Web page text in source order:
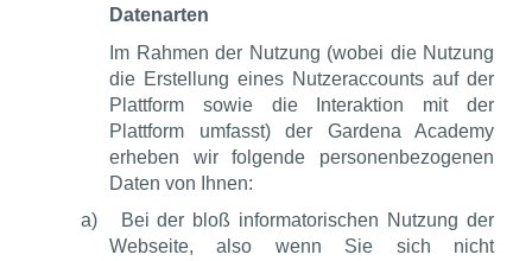
Datenarten
Im Rahmen der Nutzung (wobei die Nutzung
die Erstellung eines Nutzeraccounts auf der
Plattform sowie die Interaktion mit der
Plattform umfasst) der Gardena Academy
erheben wir folgende personenbezogenen
Daten von Ihnen:
a)
Bei der bloß informatorischen Nutzung der
Webseite, also wenn Sie sich nicht